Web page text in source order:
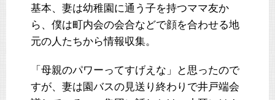
基本、妻は幼稚園に通う子を持つママ友か
ら、僕は町内会の会合などで顔を合わせる地
元の人たちから情報収集。
「母親のパワーってすげえな」と思ったので
すが、妻は園バスの見送り終わりで井戸端会